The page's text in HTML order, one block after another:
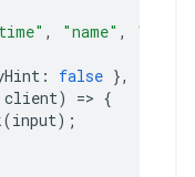
, "name" ,
: false },
client) => {
(input);